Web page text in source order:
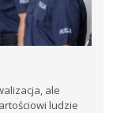
ale
ludzie